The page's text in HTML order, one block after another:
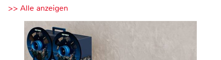
>> Alle anzeigen